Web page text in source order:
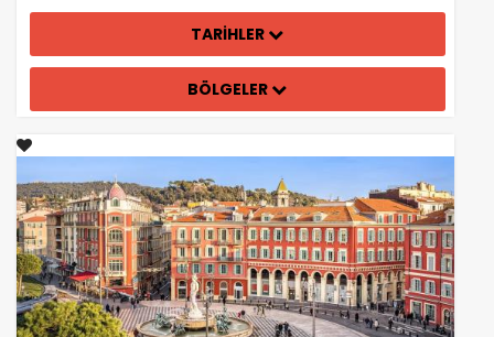
ÇEREZ KULLANIM AYARLARINIZ
Çerez tercihlerinizi
belirleyin.
TARİHLER
BÖLGELER